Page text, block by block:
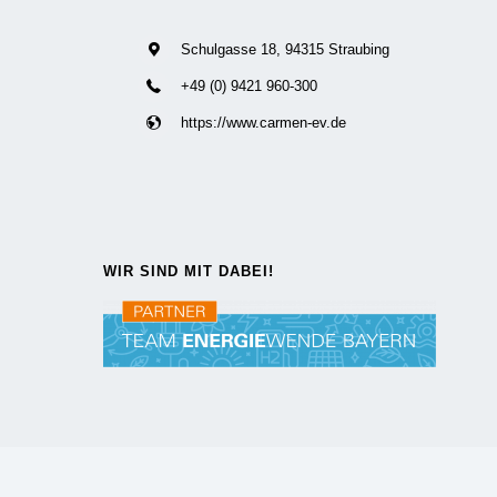
Schulgasse 18, 94315 Straubing
+49 (0) 9421 960-300
https://www.carmen-ev.de
WIR SIND MIT DABEI!